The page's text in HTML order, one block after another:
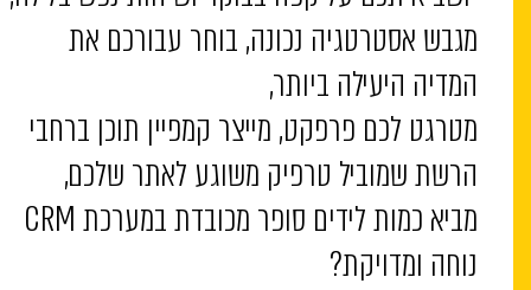
מביא כמות לידים סופר מכובדת במערכת CRM
נוחה ומדויקת?
מגבש אסטרטגיה נכונה, בוחר עבורכם את
המדיה היעילה ביותר,
מטרגט לכם פרפקט, מייצר קמפיין תוכן ברחבי
הרשת שמוביל טרפיק משוגע לאתר שלכם,
מביא כמות לידים סופר מכובדת במערכת CRM
נוחה ומדויקת?